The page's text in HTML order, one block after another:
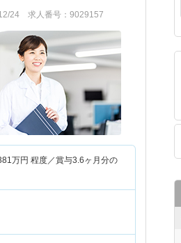
24 求人番号：9029157
万円 程度／賞与3.6ヶ月分の